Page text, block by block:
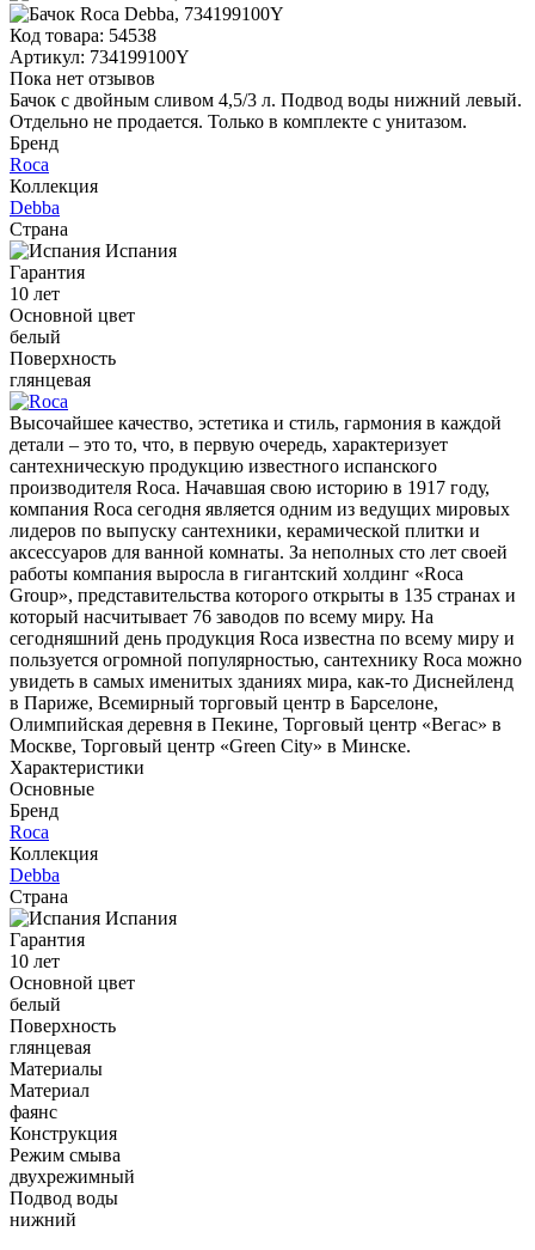
Код товара: 54538
Артикул: 734199100Y
Пока нет отзывов
Бачок с двойным сливом 4,5/3 л. Подвод воды нижний левый.
Отдельно не продается. Только в комплекте с унитазом.
Бренд
Roca
Коллекция
Debba
Страна
Испания
Гарантия
10 лет
Основной цвет
белый
Поверхность
глянцевая
Высочайшее качество, эстетика и стиль, гармония в каждой
детали – это то, что, в первую очередь, характеризует
сантехническую продукцию известного испанского
производителя Roca. Начавшая свою историю в 1917 году,
компания Roca сегодня является одним из ведущих мировых
лидеров по выпуску сантехники, керамической плитки и
аксессуаров для ванной комнаты. За неполных сто лет своей
работы компания выросла в гигантский холдинг «Roca
Group», представительства которого открыты в 135 странах и
который насчитывает 76 заводов по всему миру. На
сегодняшний день продукция Roca известна по всему миру и
пользуется огромной популярностью, сантехнику Roca можно
увидеть в самых именитых зданиях мира, как-то Диснейленд
в Париже, Всемирный торговый центр в Барселоне,
Олимпийская деревня в Пекине, Торговый центр «Вегас» в
Москве, Торговый центр «Green City» в Минске.
Характеристики
Основные
Бренд
Roca
Коллекция
Debba
Страна
Испания
Гарантия
10 лет
Основной цвет
белый
Поверхность
глянцевая
Материалы
Материал
фаянс
Конструкция
Режим смыва
двухрежимный
Подвод воды
нижний